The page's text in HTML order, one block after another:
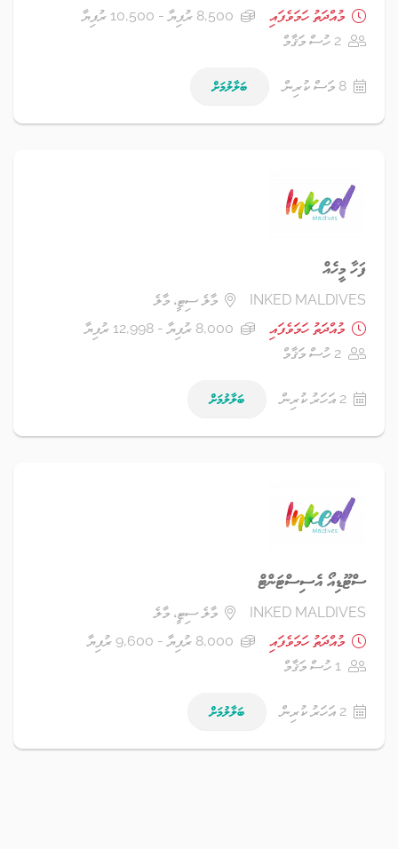
މުއްދަތު ހަމަވެފައި
8,500 ރުފިޔާ - 10,500 ރުފިޔާ
2 ހުސް މަޤާމް
8 މަސް ކުރިން ބަލާލުމަށް
ފަހާ މީހެއް
INKED MALDIVES
މާލެ ސިޓީ، މާލެ
މުއްދަތު ހަމަވެފައި
8,000 ރުފިޔާ - 12,998 ރުފިޔާ
2 ހުސް މަޤާމް
2 އަހަރު ކުރިން ބަލާލުމަށް
ސްޓޫޑިއޯ އެސިސްޓަންޓް
INKED MALDIVES
މާލެ ސިޓީ، މާލެ
މުއްދަތު ހަމަވެފައި
8,000 ރުފިޔާ - 9,600 ރުފިޔާ
1 ހުސް މަޤާމް
2 އަހަރު ކުރިން ބަލާލުމަށް